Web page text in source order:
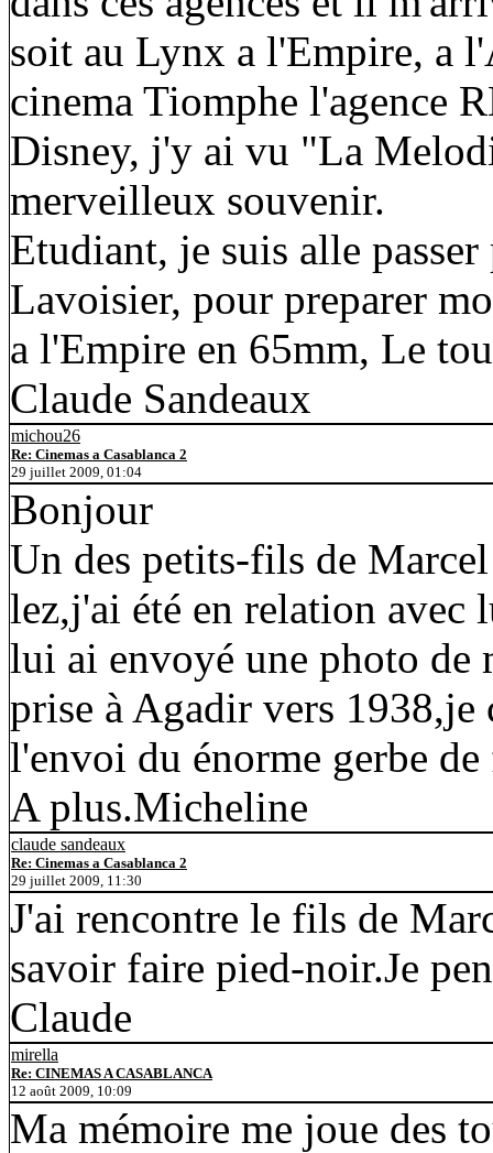
soit au Lynx a l'Empire, a
cinema Tiomphe l'agence
Disney, j'y ai vu "La
merveilleux souvenir.
Etudiant, je suis alle
Lavoisier, pour preparer
a l'Empire en 65mm, Le
Claude Sandeaux
michou26
Re: Cinemas a Casablanca 2
29 juillet 2009, 01:04
Bonjour
Un des petits-fils de
lez,j'ai été en relation avec
lui ai envoyé une photo de
prise à Agadir vers
l'envoi du énorme gerbe
A plus.Micheline
claude sandeaux
Re: Cinemas a Casablanca 2
29 juillet 2009, 11:30
J'ai rencontre le fils de
savoir faire pied-noir.Je
Claude
mirella
Re: CINEMAS A CASABLANCA
12 août 2009, 10:09
Ma mémoire me joue des